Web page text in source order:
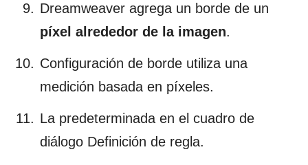
Dreamweaver agrega un borde de un
píxel alrededor de la imagen.
Configuración de borde utiliza una
medición basada en píxeles.
La predeterminada en el cuadro de
diálogo Definición de regla.